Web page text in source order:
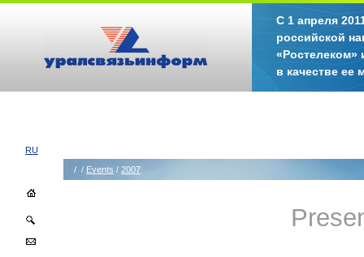
С 1 апреля
российской
«Ростелеком»
в качестве ее
RU
/ / Events / 2007